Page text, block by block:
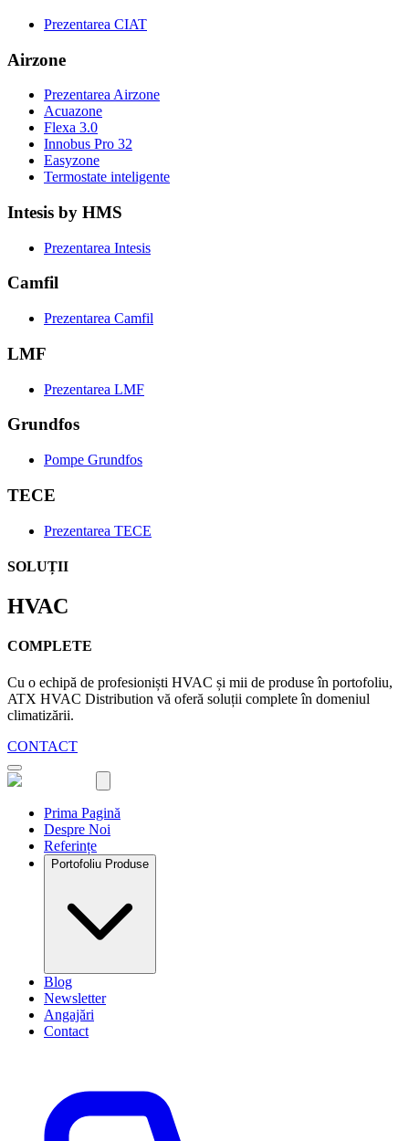
Prezentarea CIAT
Airzone
Prezentarea Airzone
Acuazone
Flexa 3.0
Innobus Pro 32
Easyzone
Termostate inteligente
Intesis by HMS
Prezentarea Intesis
Camfil
Prezentarea Camfil
LMF
Prezentarea LMF
Grundfos
Pompe Grundfos
TECE
Prezentarea TECE
SOLUȚII
HVAC
COMPLETE
Cu o echipă de profesioniști HVAC și mii de produse în portofoliu,
ATX HVAC Distribution vă oferă soluții complete în domeniul
climatizării.
CONTACT
Prima Pagină
Despre Noi
Referințe
Portofoliu Produse
Blog
Newsletter
Angajări
Contact